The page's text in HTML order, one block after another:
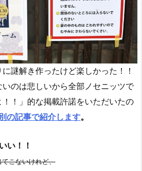
謎解き作ったけど楽しかった！！
のは悲しいから全部ノセニッツで
！」的な掲載許諾をいただいたの
の記事で紹介します。
い！！
こないけれど、